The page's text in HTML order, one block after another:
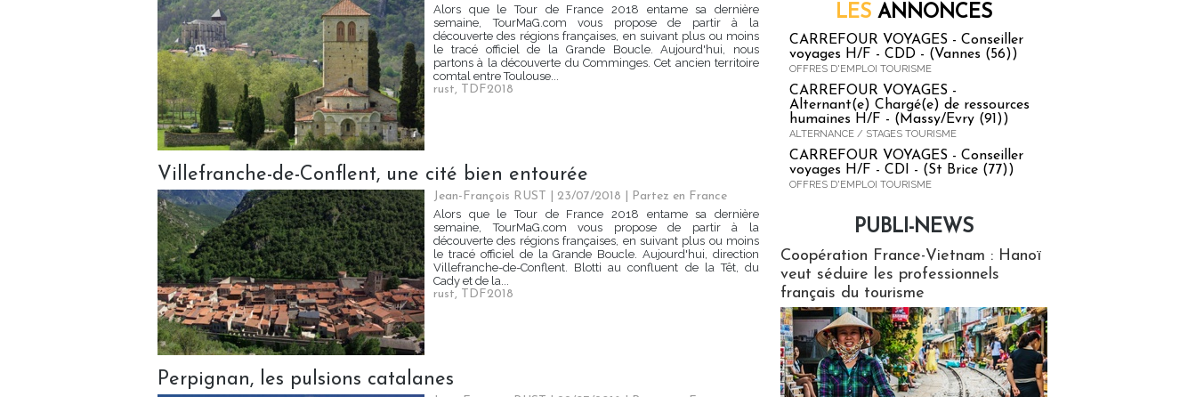
Alors que le Tour de France 2018 entame sa dernière
semaine, TourMaG.com vous propose de partir à la
découverte des régions françaises, en suivant plus ou moins
le tracé officiel de la Grande Boucle. Aujourd'hui, nous
partons à la découverte du Comminges. Cet ancien territoire
comtal entre Toulouse...
rust, TDF2018
Villefranche-de-Conflent, une cité bien entourée
Jean-François RUST | 23/07/2018
Partez en France
Alors que le Tour de France 2018 entame sa dernière
semaine, TourMaG.com vous propose de partir à la
découverte des régions françaises, en suivant plus ou moins
le tracé officiel de la Grande Boucle. Aujourd'hui, direction
Villefranche-de-Conflent. Blotti au confluent de la Têt, du
Cady et de la...
rust, TDF2018
Perpignan, les pulsions catalanes
LES ANNONCES
CARREFOUR VOYAGES - Conseiller
voyages H/F - CDD - (Vannes (56))
OFFRES D'EMPLOI TOURISME
CARREFOUR VOYAGES -
Alternant(e) Chargé(e) de ressources
humaines H/F - (Massy/Evry (91))
ALTERNANCE / STAGES TOURISME
CARREFOUR VOYAGES - Conseiller
voyages H/F - CDI - (St Brice (77))
OFFRES D'EMPLOI TOURISME
PUBLI-NEWS
Coopération France-Vietnam : Hanoï
veut séduire les professionnels
français du tourisme